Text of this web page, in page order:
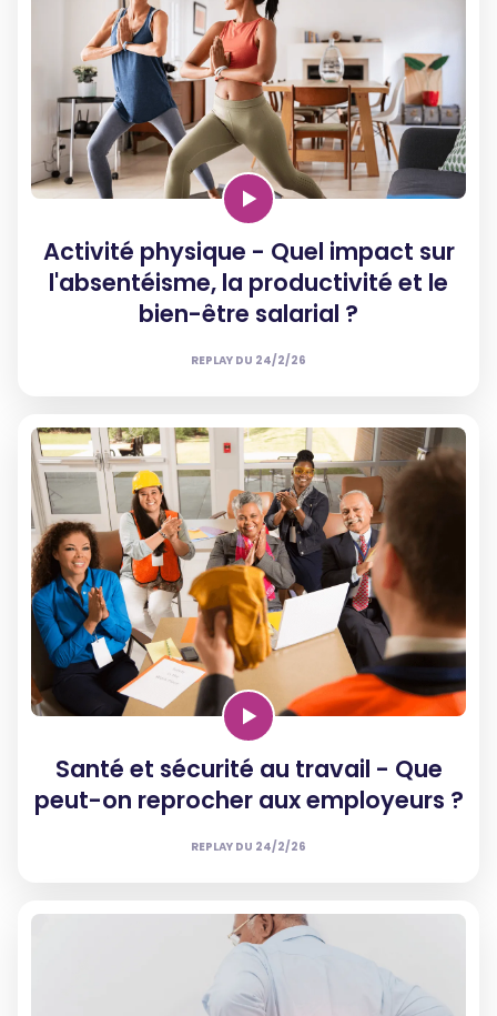
Activité physique - Quel impact sur
l'absentéisme, la productivité et le
bien-être salarial ?
REPLAY DU 24/2/26
Santé et sécurité au travail - Que
peut-on reprocher aux employeurs ?
REPLAY DU 24/2/26